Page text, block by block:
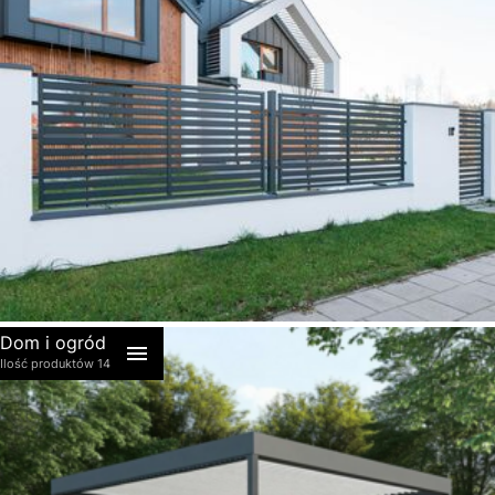
akcesoria
Dom i ogród
Ilość produktów 14